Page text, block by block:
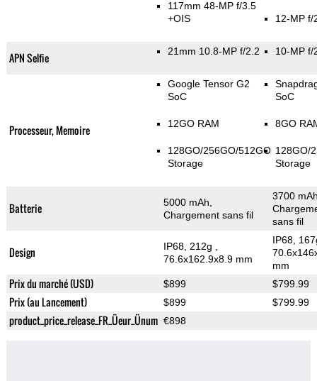
117mm 48-MP f/3.5
+OIS
12-MP f/
APN Selfie 21mm 10.8-MP f/2.2 10-MP f/
Processeur, Memoire
Google Tensor G2
SoC
12GO RAM
128GO/256GO/512GO
Storage
SoC
8GO
128GO/
Storage
Batterie
5000 mAh,
Chargement sans fil
3700
sans fil
Design IP68, 212g
76.6x162.9x8.9 mm
IP68,
mm
Prix du marché (USD) $899 $799.99
Prix (au Lancement) $899 $799.99
product_price_release_FR_Üeur_Ünum €898